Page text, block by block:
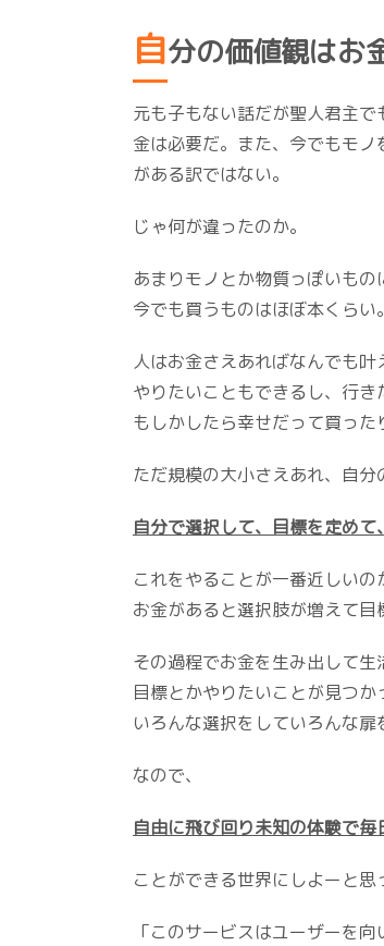
自分の価値観はお
元も子もない話だが聖人君主
金は必要だ。また、今でもモ
がある訳ではない。
じゃ何が違ったのか。
あまりモノとか物質っぽいもの
今でも買うものはほぼ本くらい
人はお金さえあればなんでも叶
やりたいこともできるし、行き
もしかしたら幸せだって買った
ただ規模の大小さえあれ、自分
自分で選択して、目標を定めて
これをやることが一番近しいの
お金があると選択肢が増えて目
その過程でお金を生み出して生
目標とかやりたいことが見つか
いろんな選択をしていろんな扉
なので、
自由に飛び回り未知の体験で毎
ことができる世界にしよーと思
「このサービスはユーザーを